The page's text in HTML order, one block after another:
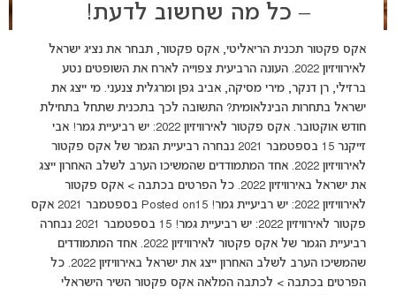
– כל מה שחשוב לדעת!
אקס פקטור תכנית הריאליטי, אקס פקטור, תבחר את נציג ישראל
לאירוויזיון 2022. העונה הרביעית צפוייה לארח את השופטים נטע
ברזילי, רן דנקר, מירי מסיקה, אביב גפן ומרגלית צנעני. מי ייצג את
ישראל בתחרות הבינלאומית? התשובה לכך בתכנית שתחל בתחילת
חודש אוקטובר. אקס פקטור לאירוויזיון 2022: יש רביעיית גמר! אבי
זייקנר 15 בספטמבר 2021 נבחרה רביעיית הגמר של אקס פקטור
לאירוויזיון 2022. אחד המתמודדים שהמשיכו הערב לשלב האחרון ייצג
את ישראל באירוויזיון 2022. כל הפרטים בכתבה > אקס פקטור
לאירוויזיון 2022: יש רביעיית גמר! Posted on15 בספטמבר 2021 אקס
פקטור לאירוויזיון 2022: יש רביעיית גמר! 15 בספטמבר 2021 נבחרה
רביעיית הגמר של אקס פקטור לאירוויזיון 2022. אחד המתמודדים
שהמשיכו הערב לשלב האחרון ייצג את ישראל באירוויזיון 2022. כל
הפרטים בכתבה > לכתבה המלאה אקס פקטור השיר הישראלי